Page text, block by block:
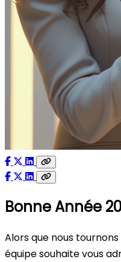
Bonne Année
Alors que nous
équipe souhaite vous